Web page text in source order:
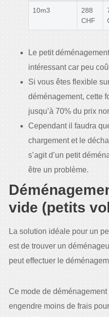
10m3
288
CHF
Le petit
intéressant car peu
Si vous êtes flexible
déménagement, cette
jusqu’à 70% du prix
Cependant il faudra
chargement et le
s’agit d’un petit
être un problème.
vide (petits
La solution idéale pour un
est de trouver un
peut effectuer le
Ce mode de
engendre moins de frais